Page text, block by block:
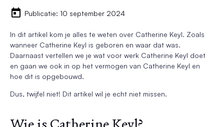
Publicatie: 10 september 2024
In dit artikel kom je alles te weten over Catherine Keyl. Zoals
wanneer Catherine Keyl is geboren en waar dat was.
Daarnaast vertellen we je wat voor werk Catherine Keyl doet
en gaan we ook in op het vermogen van Catherine Keyl en
hoe dit is opgebouwd.
Dus, twijfel niet! Dit artikel wil je echt niet missen.